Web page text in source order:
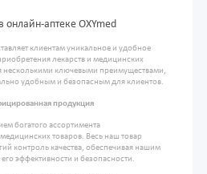
онлайн-аптеке OXYmed
клиентам уникальное и удобное
лекарств и медицинских
несколькими ключевыми преимуществами,
удобным и безопасным для клиентов.
продукция
богатого ассортимента
товаров. Весь наш товар
контроль качества, обеспечивая нашим
эффективности и безопасности.